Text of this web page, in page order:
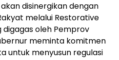
disinergikan dengan
melalui Restorative
digagas oleh Pemprov
meminta komitmen
untuk menyusun regulasi